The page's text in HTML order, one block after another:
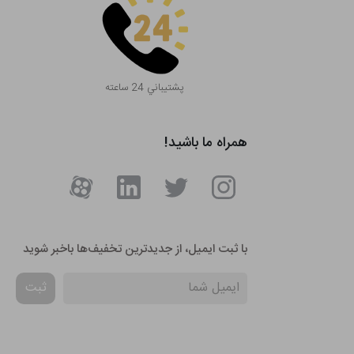
پشتيباني 24 ساعته
همراه ما باشید!
با ثبت ایمیل، از جدید‌ترین تخفیف‌ها با‌خبر شوید
ثبت